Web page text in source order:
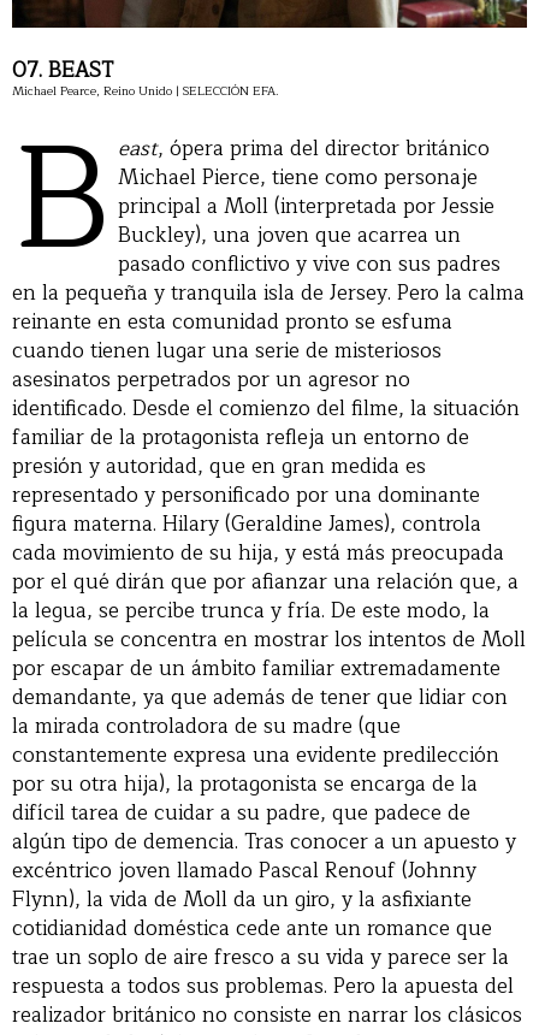
07. BEAST
Michael Pearce, Reino Unido | SELECCIÓN EFA.
B east, ópera prima del director británico
Michael Pierce, tiene como personaje
principal a Moll (interpretada por Jessie
Buckley), una joven que acarrea un
pasado conflictivo y vive con sus padres
en la pequeña y tranquila isla de Jersey. Pero la calma
reinante en esta comunidad pronto se esfuma
cuando tienen lugar una serie de misteriosos
asesinatos perpetrados por un agresor no
identificado. Desde el comienzo del filme, la situación
familiar de la protagonista refleja un entorno de
presión y autoridad, que en gran medida es
representado y personificado por una dominante
figura materna. Hilary (Geraldine James), controla
cada movimiento de su hija, y está más preocupada
por el qué dirán que por afianzar una relación que, a
la legua, se percibe trunca y fría. De este modo, la
película se concentra en mostrar los intentos de Moll
por escapar de un ámbito familiar extremadamente
demandante, ya que además de tener que lidiar con
la mirada controladora de su madre (que
constantemente expresa una evidente predilección
por su otra hija), la protagonista se encarga de la
difícil tarea de cuidar a su padre, que padece de
algún tipo de demencia. Tras conocer a un apuesto y
excéntrico joven llamado Pascal Renouf (Johnny
Flynn), la vida de Moll da un giro, y la asfixiante
cotidianidad doméstica cede ante un romance que
trae un soplo de aire fresco a su vida y parece ser la
respuesta a todos sus problemas. Pero la apuesta del
realizador británico no consiste en narrar los clásicos